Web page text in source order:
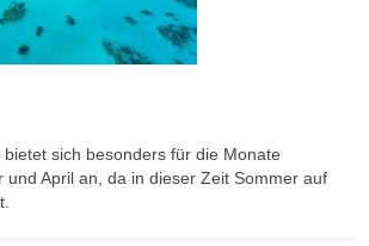
bietet sich besonders für die Monate
und April an, da in dieser Zeit Sommer auf